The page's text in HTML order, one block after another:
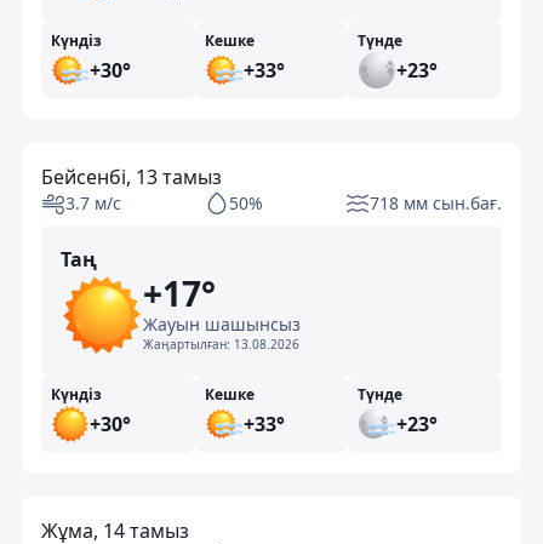
Күндіз
+30°
Кешке
+33°
Түнде
+23°
Бейсенбі, 13 тамыз
3.7 м/с 50% 718 мм сын.бағ.
Таң
+17°
Жауын шашынсыз
Жаңартылған: 13.08.2026
Күндіз
+30°
Кешке
+33°
Түнде
+23°
Жұма, 14 тамыз